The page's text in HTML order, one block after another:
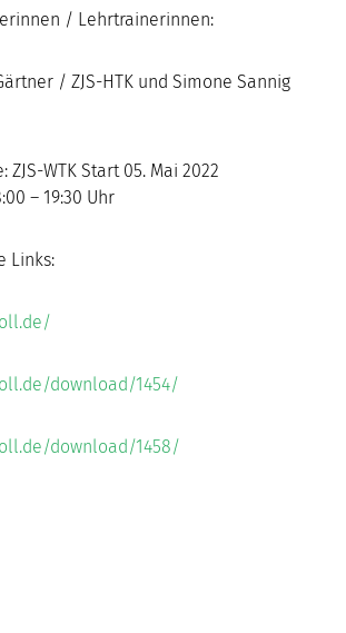
/ Lehrtrainerinnen:
/ ZJS-HTK und Simone Sannig
ZJS-WTK Start 05. Mai 2022
– 19:30 Uhr
Links:
download/1454/
download/1458/